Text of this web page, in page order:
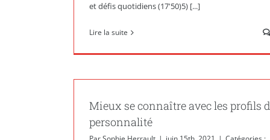
et défis quotidiens (17'50)5) [...]
Lire la suite
Mieux se connaître avec les profils
personnalité